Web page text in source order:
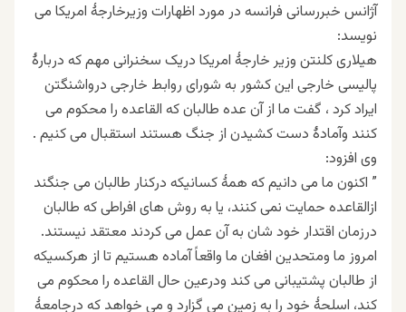
آژانس خبررسانی فرانسه در مورد اظهارات وزیرخارجۀ امریکا می
نویسد:
هیلاری کلنتن وزیر خارجۀ امریکا دریک سخنرانی مهم که دربارۀ
پالیسی خارجی این کشور به شورای روابط خارجی درواشنگتن
ایراد کرد ، گفت ما از آن عده طالبان که القاعده را محکوم می
کنند وآمادۀ دست کشیدن از جنگ هستند استقبال می کنیم .
وی افزود:
” اکنون ما می دانیم که همۀ کسانیکه درکنار طالبان می جنگند
ازالقاعده حمایت نمی کنند، یا به روش های افراطی که طالبان
درزمان اقتدار خود شان به آن عمل می کردند معتقد نیستند.
امروز ما ومتحدین افغان ما واقعاً آماده هستیم تا از هرکسیکه
از طالبان پشتیبانی می کند ودرعین حال القاعده را محکوم می
کند، اسلحۀ خود را به زمین می گزارد و می خواهد که درجامعۀ